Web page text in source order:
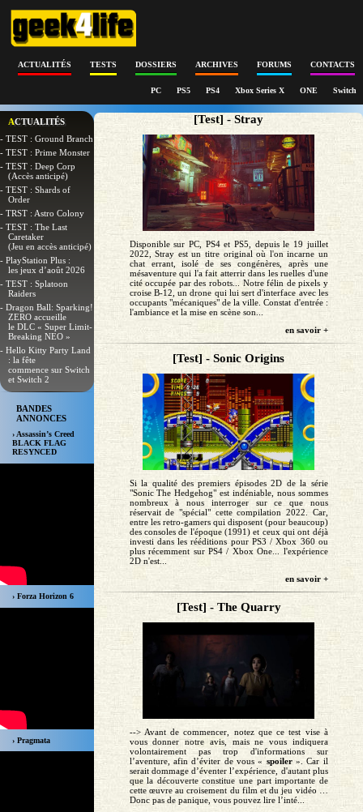
ACTUALITÉS TESTS DOSSIERS ARCHIVES FORUMS CONTACTS
PC PS5 PS4 Xbox Series X ONE Switch
ACTUALITÉS
- TEST : Ground Branch
- TEST : Prime Monster
- TEST : Deep Corp
(Accès anticipé)
- TEST : Shards of
Order
- TRST : Astro Colony
- TEST : The Last
Caretaker
(Jeu en accès anticipé)
- PlayStation Plus :
les jeux d’août 2026
- TEST : Splatoon
Raiders
- Dragon Ball: Sparking!
ZERO accueille
le DLC « Super Limit-
Breaking NEO »
- Hello Kitty Party Land
: la fête
commence sur Switch
et Switch 2
BANDES
ANNONCES
› Assassin’s Creed
BLACK FLAG
RESYNCED
› Forza Horizon 6
› Pragmata
[Test] - Stray
Disponible sur PC, PS4 et PS5, depuis le 19 juillet
2022, Stray est un titre original où l'on incarne un
chat errant, isolé de ses congénères, après une
mésaventure qui l'a fait atterrir dans les ruelles d'une
cité occupée par des robots... Notre félin de pixels y
croise B-12, un drone qui lui sert d'interface avec les
occupants "mécaniques" de la ville. Constat d'entrée :
l'ambiance et la mise en scène son...
en savoir +
[Test] - Sonic Origins
Si la qualité des premiers épisodes 2D de la série
"Sonic The Hedgehog" est indéniable, nous sommes
nombreux à nous interroger sur ce que nous
réservait de "spécial" cette compilation 2022. Car,
entre les retro-gamers qui disposent (pour beaucoup)
des consoles de l'époque (1991) et ceux qui ont déjà
investi dans les rééditions pour PS3 / Xbox 360 ou
plus récemment sur PS4 / Xbox One... l'expérience
2D n'est...
en savoir +
[Test] - The Quarry
--> Avant de commencer, notez que ce test vise à
vous donner notre avis, mais ne vous indiquera
volontairement pas trop d'informations sur
l’aventure, afin d’éviter de vous « spoiler». Car il
serait dommage d’éventer l’expérience, d'autant plus
que la découverte constitue une part importante de
cette œuvre au croisement du film et du jeu vidéo …
Donc pas de panique, vous pouvez lire l’inté...